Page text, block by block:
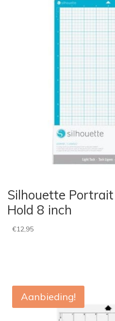
Silhouette
Hold 8 inch
€12,95
Aanbieding!